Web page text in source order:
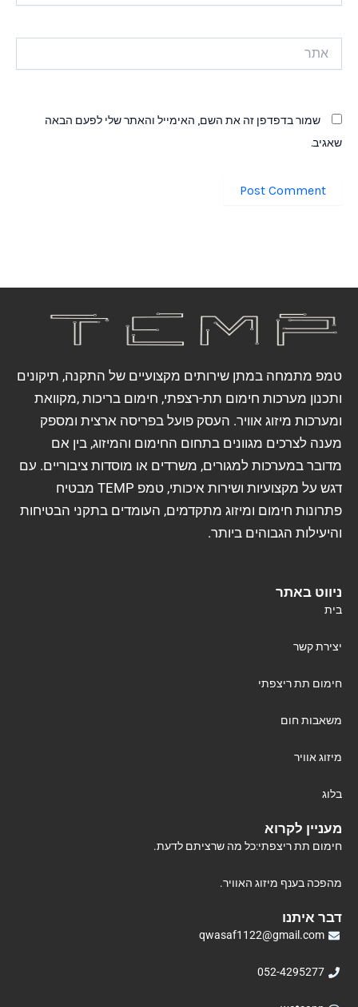
שמור בדפדפן זה את השם, האימייל והאתר שלי לפעם הבאה
שאגיב.
טמפ מתמחה במתן שירותים מקצועיים של התקנה, תיקונים
ותכנון מערכות חימום תת-רצפתי, חימום בריכות ,מקוואת
ומערכות מיזוג אוויר. העסק פועל בפריסה ארצית ומספק
מענה לצרכים מגוונים בתחום החימום והמיזוג, בין אם
מדובר במערכות למגורים, משרדים או מוסדות ציבוריים. עם
דגש על מקצועיות ושירות איכותי, טמפ TEMP מבטיח
פתרונות חימום ומיזוג מתקדמים, העומדים בתקני הבטיחות
והיעילות הגבוהים ביותר.
ניווט באתר
בית
יצירת קשר
חימום תת ריצפתי
משאבות חום
מיזוג אוויר
בלוג
מעניין לקרוא
חימום תת ריצפתי:כל מה שרציתם לדעת.
מהפכה בענף מיזוג האוויר.
דבר איתנו
qwasaf1122@gmail.com
052-4295277